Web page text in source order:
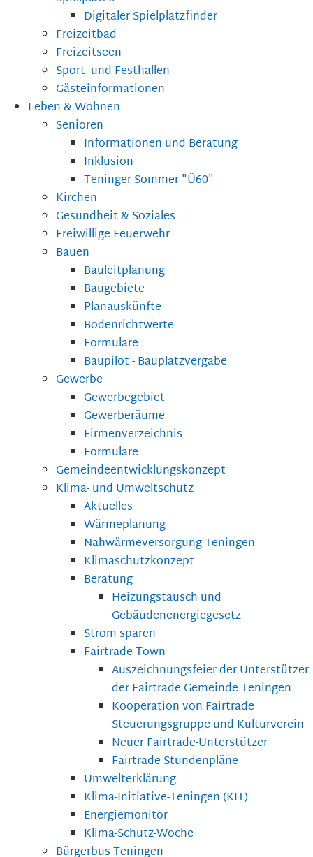
Digitaler Spielplatzfinder
Freizeitbad
Freizeitseen
Sport- und Festhallen
Gästeinformationen
Leben & Wohnen
Senioren
Informationen und Beratung
Inklusion
Teninger Sommer "Ü60"
Kirchen
Gesundheit & Soziales
Freiwillige Feuerwehr
Bauen
Bauleitplanung
Baugebiete
Planauskünfte
Bodenrichtwerte
Formulare
Baupilot - Bauplatzvergabe
Gewerbe
Gewerbegebiet
Gewerberäume
Firmenverzeichnis
Formulare
Gemeindeentwicklungskonzept
Klima- und Umweltschutz
Aktuelles
Wärmeplanung
Nahwärmeversorgung Teningen
Klimaschutzkonzept
Beratung
Heizungstausch und
Gebäudenenergiegesetz
Strom sparen
Fairtrade Town
Auszeichnungsfeier der Unterstützer
der Fairtrade Gemeinde Teningen
Kooperation von Fairtrade
Steuerungsgruppe und Kulturverein
Neuer Fairtrade-Unterstützer
Fairtrade Stundenpläne
Umwelterklärung
Klima-Initiative-Teningen (KIT)
Energiemonitor
Klima-Schutz-Woche
Bürgerbus Teningen